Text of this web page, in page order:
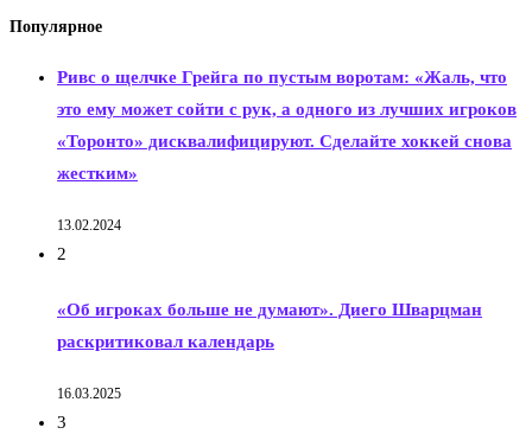
Популярное
Ривс о щелчке Грейга по пустым воротам: «Жаль, что
это ему может сойти с рук, а одного из лучших игроков
«Торонто» дисквалифицируют. Сделайте хоккей снова
жестким»
13.02.2024
2
«Об игроках больше не думают». Диего Шварцман
раскритиковал календарь
16.03.2025
3